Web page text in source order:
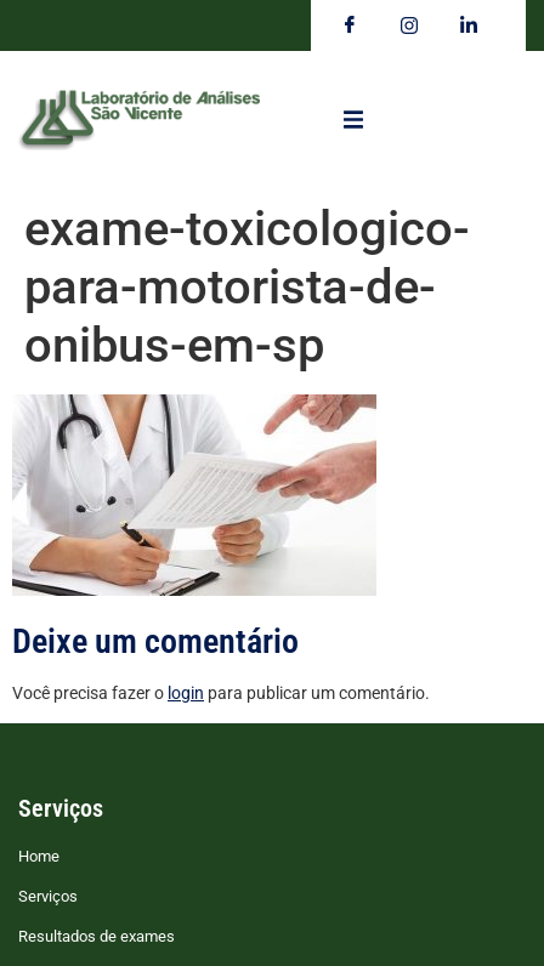
exame-toxicologico-
para-motorista-de-
onibus-em-sp
Deixe um comentário
Você precisa fazer o login para publicar um comentário.
Serviços
Home
Serviços
Resultados de exames